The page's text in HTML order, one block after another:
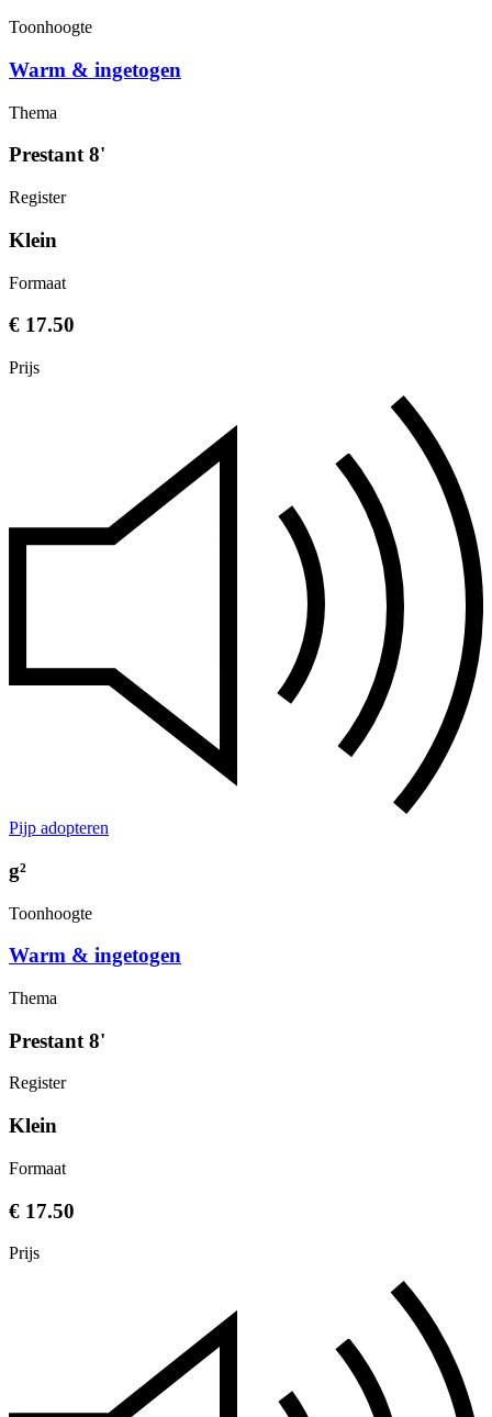
Toonhoogte
Warm & ingetogen
Thema
Prestant 8'
Register
Klein
Formaat
€ 17.50
Prijs
Pijp adopteren
g²
Toonhoogte
Warm & ingetogen
Thema
Prestant 8'
Register
Klein
Formaat
€ 17.50
Prijs